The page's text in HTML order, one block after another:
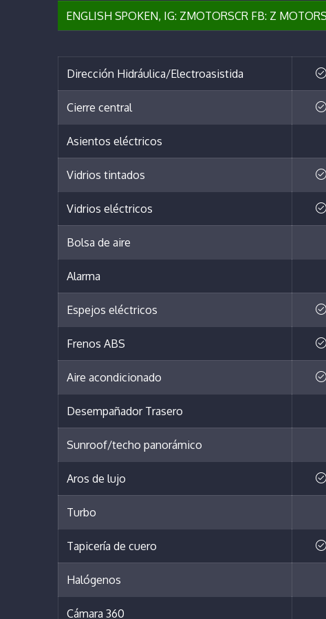
ENGLISH SPOKEN, IG: ZMOTORSCR FB: Z
Dirección Hidráulica/Electroasistida
Cierre central
Asientos eléctricos
Vidrios tintados
Vidrios eléctricos
Bolsa de aire
Alarma
Espejos eléctricos
Frenos ABS
Aire acondicionado
Desempañador Trasero
Sunroof/techo panorámico
Aros de lujo
Turbo
Tapicería de cuero
Halógenos
Cámara 360